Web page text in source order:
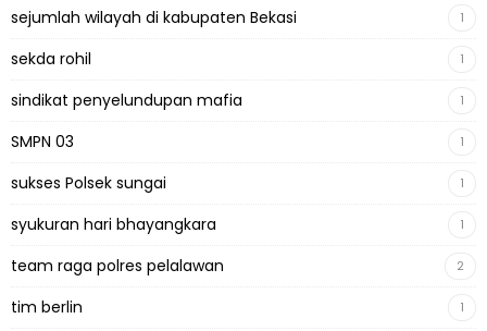
sejumlah wilayah di kabupaten Bekasi 1
sekda rohil 1
sindikat penyelundupan mafia 1
SMPN 03 1
sukses Polsek sungai 1
syukuran hari bhayangkara 1
team raga polres pelalawan 2
tim berlin 1